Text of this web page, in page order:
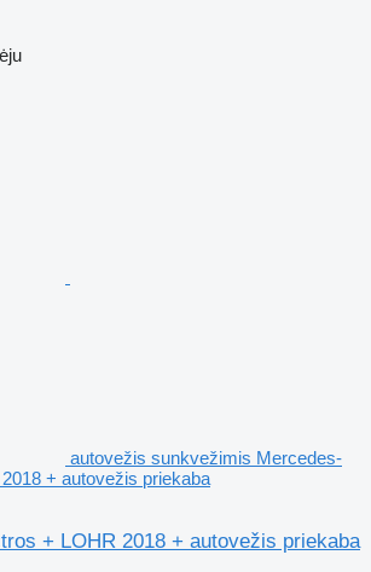
autovežis sunkvežimis Mercedes-
+ autovežis priekaba
+ LOHR 2018 + autovežis priekaba